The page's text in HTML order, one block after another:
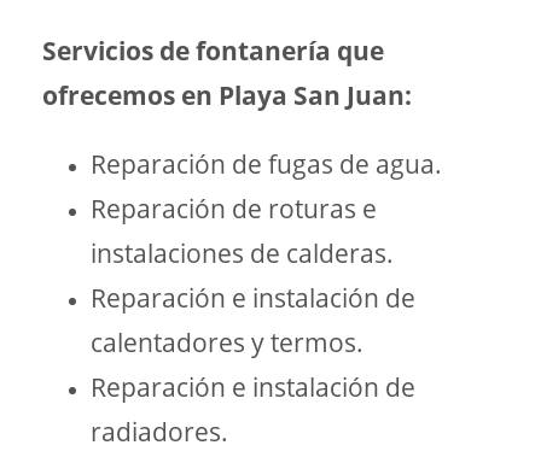
Servicios de fontanería que
ofrecemos en Playa San Juan:
Reparación de fugas de agua.
Reparación de roturas e
instalaciones de calderas.
Reparación e instalación de
calentadores y termos.
Reparación e instalación de
radiadores.